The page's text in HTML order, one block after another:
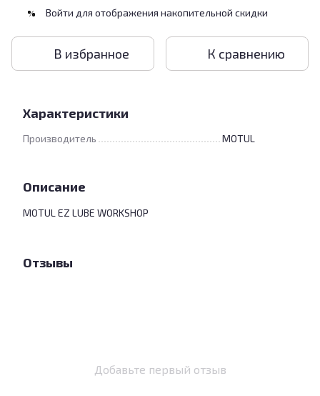
% Войти для отображения накопительной скидки
В избранное К сравнению
Характеристики
Производитель MOTUL
Описание
MOTUL EZ LUBE WORKSHOP
Отзывы
Добавьте первый отзыв